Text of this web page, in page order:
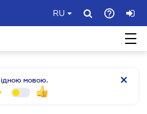
RU
мовою.